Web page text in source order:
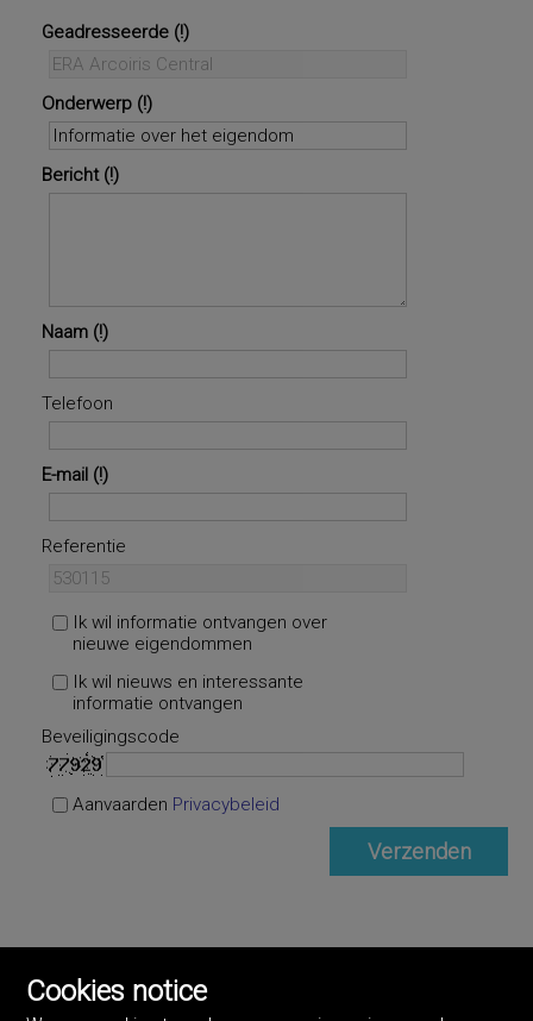
Geadresseerde
Onderwerp
Bericht
Naam
Telefoon
E-mail
Referentie
Ik wil informatie ontvangen over
nieuwe eigendommen
Ik wil nieuws en interessante
informatie ontvangen
Beveiligingscode
Aanvaarden Privacybeleid
Cookies notice